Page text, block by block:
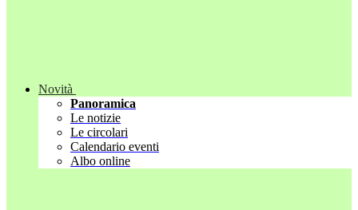
Novità
Panoramica
Le notizie
Le circolari
Calendario eventi
Albo online